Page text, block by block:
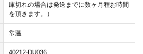
庫切れの場合は発送までに数ヶ月程お時間
を頂きます。）
常温
40212-DU036